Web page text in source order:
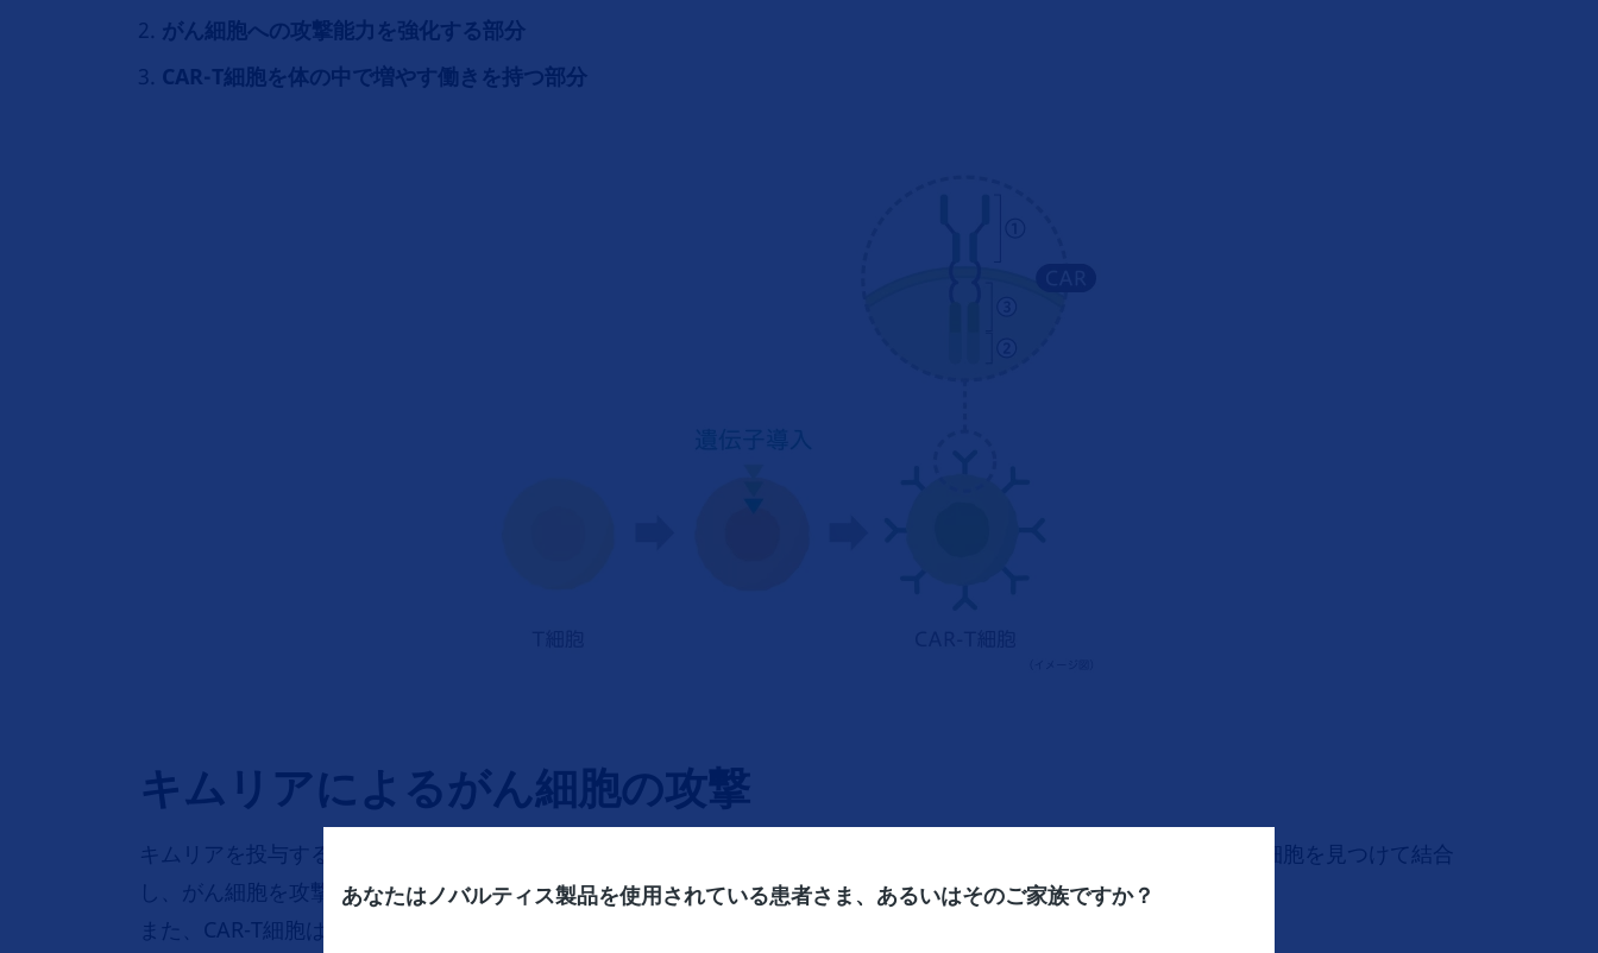
がん細胞への攻撃能⼒を強化する部分
CAR-T細胞を体の中で増やす働きを持つ部分
キムリアによるがん細胞の攻撃
キムリアを投与すると、体中にCAR-T細胞が拡散します。CAR-T細胞は、他の血球の協力がなくてもCARを使ってがん細胞を見つけて結合
し、がん細胞を攻撃し、死滅させます。
また、CAR-T細胞は体の中で増えることができるため、1度だけの投与で継続的に標的のがん細胞を攻撃します。
あなたはノバルティス製品を使用されている患者さま、あるいはそのご家族ですか？